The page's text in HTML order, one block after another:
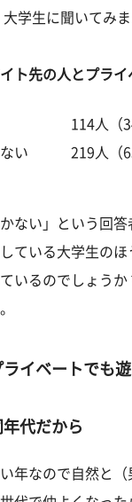
大学生に聞いてみま
ト先の人とプラ
114人（
ない 219人（
かない」という回
ている大学生の
いるのでしょう
ライベートでも
代だから
い年なので自然と